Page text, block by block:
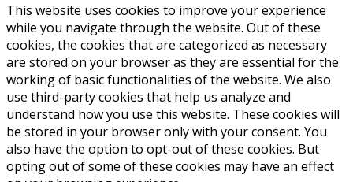
This website uses cookies to improve your experience
while you navigate through the website. Out of these
cookies, the cookies that are categorized as necessary
are stored on your browser as they are essential for the
working of basic functionalities of the website. We also
use third-party cookies that help us analyze and
understand how you use this website. These cookies will
be stored in your browser only with your consent. You
also have the option to opt-out of these cookies. But
opting out of some of these cookies may have an effect